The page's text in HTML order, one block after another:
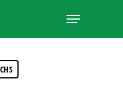
Menu
Close